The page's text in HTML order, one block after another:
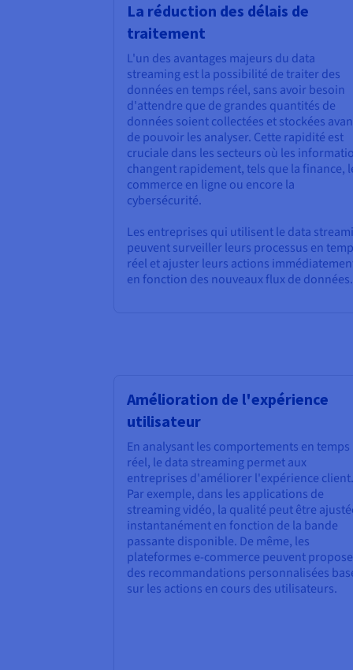
La réduction des délais de
traitement
L'un des avantages majeurs du data
streaming est la possibilité de traiter des
données en temps réel, sans avoir besoin
d'attendre que de grandes quantités de
données soient collectées et stockées
de pouvoir les analyser. Cette rapidité est
cruciale dans les secteurs où les
changent rapidement, tels que la finance,
commerce en ligne ou encore la
cybersécurité.
Les entreprises qui utilisent le data
peuvent surveiller leurs processus en
réel et ajuster leurs actions
en fonction des nouveaux flux de données.
Amélioration de l'expérience
utilisateur
En analysant les comportements en temps
réel, le data streaming permet aux
entreprises d'améliorer l'expérience client.
Par exemple, dans les applications de
streaming vidéo, la qualité peut être
instantanément en fonction de la bande
passante disponible. De même, les
plateformes e-commerce peuvent
des recommandations personnalisées
sur les actions en cours des utilisateurs.